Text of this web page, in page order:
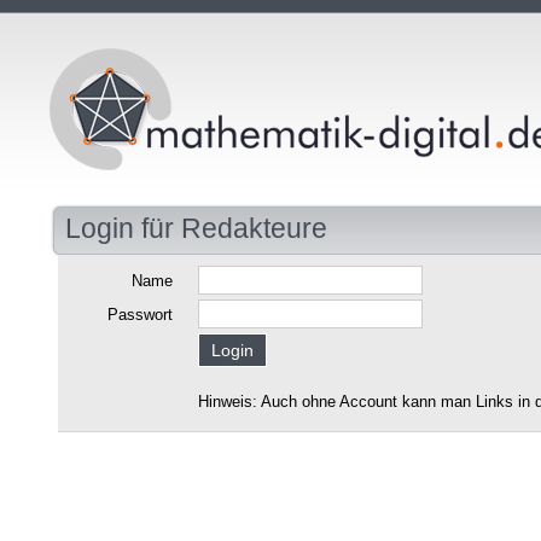
Login für Redakteure
Name
Passwort
Hinweis: Auch ohne Account kann man Links in